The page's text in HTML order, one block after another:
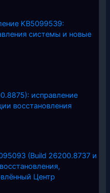
KB5099539:
системы и новые
исправление
восстановления
(Build 26200.8737 и
Центр